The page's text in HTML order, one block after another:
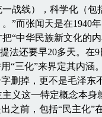
战线），科学化（包
”而张闻天是在1940
“中华民族新文化的
法还要早20多天。在
“三化”来界定其内涵
删掉，更不是毛泽东
义这一特定概念本身
之前，包括“民主化”